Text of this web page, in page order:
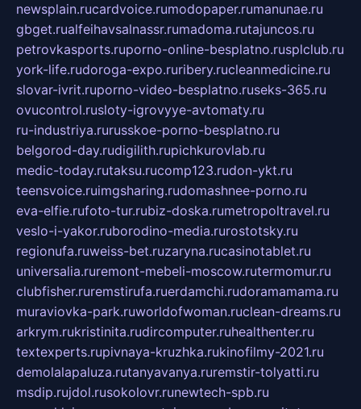
newsplain.rucardvoice.rumodopaper.rumanunae.ru
gbget.rualfeihavsalnassr.rumadoma.rutajuncos.ru
petrovkasports.ruporno-online-besplatno.rusplclub.ru
york-life.rudoroga-expo.ruribery.rucleanmedicine.ru
slovar-ivrit.ruporno-video-besplatno.ruseks-365.ru
ovucontrol.rusloty-igrovyye-avtomaty.ru
ru-industriya.rurusskoe-porno-besplatno.ru
belgorod-day.rudigilith.rupichkurovlab.ru
medic-today.rutaksu.rucomp123.rudon-ykt.ru
teensvoice.ruimgsharing.rudomashnee-porno.ru
eva-elfie.rufoto-tur.rubiz-doska.rumetropoltravel.ru
veslo-i-yakor.ruborodino-media.rurostotsky.ru
regionufa.ruweiss-bet.ruzaryna.rucasinotablet.ru
universalia.ruremont-mebeli-moscow.rutermomur.ru
clubfisher.ruremstirufa.ruerdamchi.rudoramamama.ru
muraviovka-park.ruworldofwoman.ruclean-dreams.ru
arkrym.rukristinita.rudircomputer.ruhealthenter.ru
textexperts.rupivnaya-kruzhka.rukinofilmy-2021.ru
demolalapaluza.rutanyavanya.ruremstir-tolyatti.ru
msdip.rujdol.rusokolovr.runewtech-spb.ru